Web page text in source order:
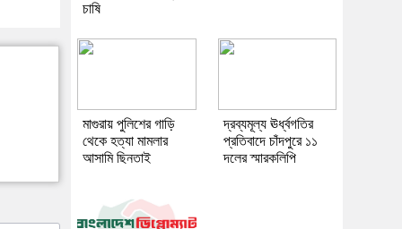
চাষি
মাগুরায় পুলিশের গাড়ি
থেকে হত্যা মামলার
আসামি ছিনতাই
দ্রব্যমূল্য ঊর্ধ্বগতির
প্রতিবাদে চাঁদপুরে ১১
দলের স্মারকলিপি